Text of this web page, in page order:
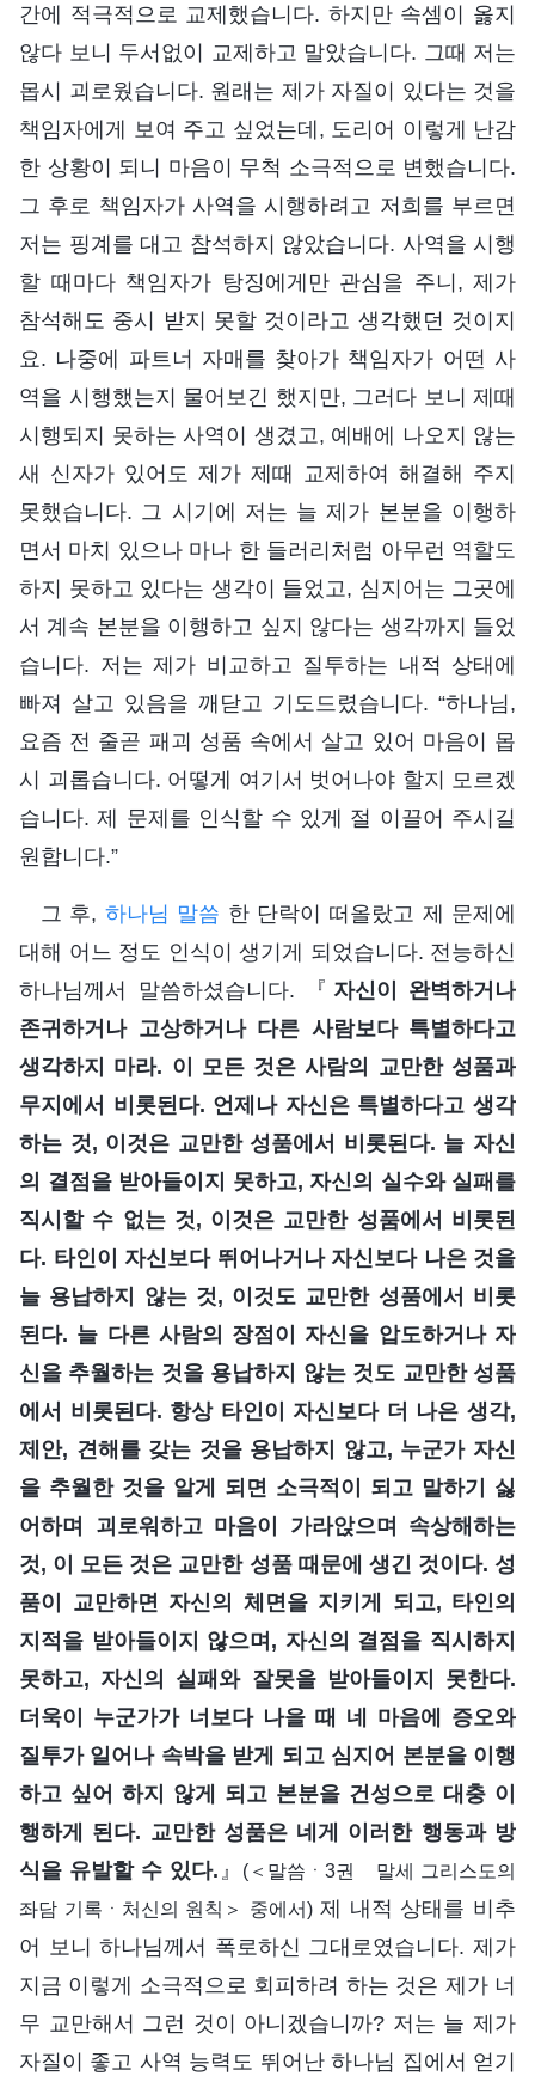
간에 적극적으로 교제했습니다. 하지만 속셈이 옳지
않다 보니 두서없이 교제하고 말았습니다. 그때 저는
몹시 괴로웠습니다. 원래는 제가 자질이 있다는 것을
책임자에게 보여 주고 싶었는데, 도리어 이렇게 난감
한 상황이 되니 마음이 무척 소극적으로 변했습니다.
그 후로 책임자가 사역을 시행하려고 저희를 부르면
저는 핑계를 대고 참석하지 않았습니다. 사역을 시행
할 때마다 책임자가 탕징에게만 관심을 주니, 제가
참석해도 중시 받지 못할 것이라고 생각했던 것이지
요. 나중에 파트너 자매를 찾아가 책임자가 어떤 사
역을 시행했는지 물어보긴 했지만, 그러다 보니 제때
시행되지 못하는 사역이 생겼고, 예배에 나오지 않는
새 신자가 있어도 제가 제때 교제하여 해결해 주지
못했습니다. 그 시기에 저는 늘 제가 본분을 이행하
면서 마치 있으나 마나 한 들러리처럼 아무런 역할도
하지 못하고 있다는 생각이 들었고, 심지어는 그곳에
서 계속 본분을 이행하고 싶지 않다는 생각까지 들었
습니다. 저는 제가 비교하고 질투하는 내적 상태에
빠져 살고 있음을 깨닫고 기도드렸습니다. “하나님,
요즘 전 줄곧 패괴 성품 속에서 살고 있어 마음이 몹
시 괴롭습니다. 어떻게 여기서 벗어나야 할지 모르겠
습니다. 제 문제를 인식할 수 있게 절 이끌어 주시길
원합니다.”
그 후, 하나님 말씀 한 단락이 떠올랐고 제 문제에
대해 어느 정도 인식이 생기게 되었습니다. 전능하신
하나님께서 말씀하셨습니다. 『 자신이 완벽하거나
존귀하거나 고상하거나 다른 사람보다 특별하다고
생각하지 마라. 이 모든 것은 사람의 교만한 성품과
무지에서 비롯된다. 언제나 자신은 특별하다고 생각
하는 것, 이것은 교만한 성품에서 비롯된다. 늘 자신
의 결점을 받아들이지 못하고, 자신의 실수와 실패를
직시할 수 없는 것, 이것은 교만한 성품에서 비롯된
다. 타인이 자신보다 뛰어나거나 자신보다 나은 것을
늘 용납하지 않는 것, 이것도 교만한 성품에서 비롯
된다. 늘 다른 사람의 장점이 자신을 압도하거나 자
신을 추월하는 것을 용납하지 않는 것도 교만한 성품
에서 비롯된다. 항상 타인이 자신보다 더 나은 생각,
제안, 견해를 갖는 것을 용납하지 않고, 누군가 자신
을 추월한 것을 알게 되면 소극적이 되고 말하기 싫
어하며 괴로워하고 마음이 가라앉으며 속상해하는
것, 이 모든 것은 교만한 성품 때문에 생긴 것이다. 성
품이 교만하면 자신의 체면을 지키게 되고, 타인의
지적을 받아들이지 않으며, 자신의 결점을 직시하지
못하고, 자신의 실패와 잘못을 받아들이지 못한다.
더욱이 누군가가 너보다 나을 때 네 마음에 증오와
질투가 일어나 속박을 받게 되고 심지어 본분을 이행
하고 싶어 하지 않게 되고 본분을 건성으로 대충 이
행하게 된다. 교만한 성품은 네게 이러한 행동과 방
식을 유발할 수 있다. 』
(＜말씀ㆍ3권 말세 그리스도의
좌담 기록ㆍ처신의 원칙＞ 중에서)제 내적 상태를 비추
어 보니 하나님께서 폭로하신 그대로였습니다. 제가
지금 이렇게 소극적으로 회피하려 하는 것은 제가 너
무 교만해서 그런 것이 아니겠습니까? 저는 늘 제가
자질이 좋고 사역 능력도 뛰어난 하나님 집에서 얻기